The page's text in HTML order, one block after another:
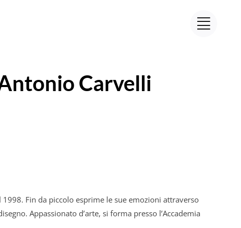
ntonio Carvelli
1998. Fin da piccolo esprime le sue emozioni attraverso
Appassionato d’arte, si forma presso l’Accademia